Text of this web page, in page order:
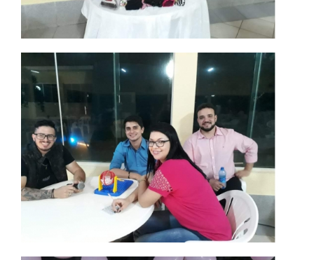
RELATOS
WEBMAIL
PORTAL DE ALUNOS
PORTAL DE PROFESSORES/ACADÊMICO
UNIESP